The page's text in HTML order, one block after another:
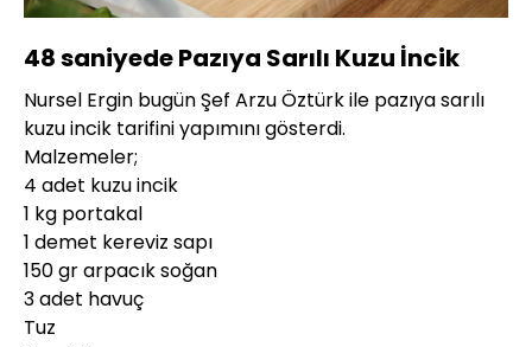
Aç
720P
Hızı
48 saniyede Pazıya Sarılı Kuzu İncik
Nursel Ergin bugün Şef Arzu Öztürk ile pazıya sarılı
kuzu incik tarifini yapımını gösterdi.
Malzemeler;
4 adet kuzu incik
1 kg portakal
1 demet kereviz sapı
150 gr arpacık soğan
3 adet havuç
Tuz